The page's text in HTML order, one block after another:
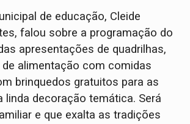
de educação, Cleide
falou sobre a programação do
apresentações de quadrilhas,
alimentação com comidas
brinquedos gratuitos para as
linda decoração temática. Será
e que exalta as tradições